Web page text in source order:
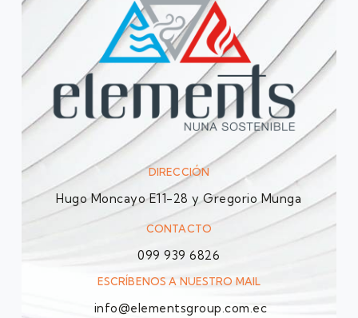
DIRECCIÓN
Hugo Moncayo E11-28 y Gregorio Munga
CONTACTO
099 939 6826
ESCRÍBENOS A NUESTRO MAIL
info@elementsgroup.com.ec